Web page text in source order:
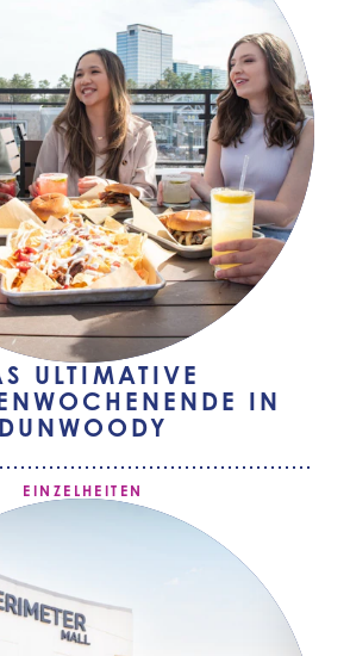
ULTIMATIVE
IN
DUNWOODY
EINZELHEITEN